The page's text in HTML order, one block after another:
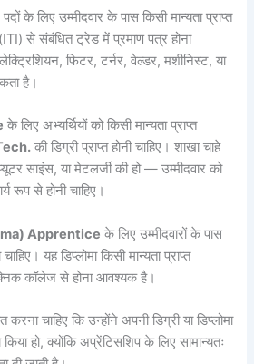
पदों के लिए उम्मीदवार के पास किसी मान्यता प्राप्त
से संबंधित ट्रेड में प्रमाण पत्र होना
फिटर, टर्नर, वेल्डर, मशीनिस्ट, या
है।
के लिए अभ्यर्थियों को किसी मान्यता प्राप्त
की डिग्री प्राप्त होनी चाहिए। शाखा चाहे
साइंस, या मेटलर्जी की हो — उम्मीदवार को
रूप से होनी चाहिए।
Apprentice के लिए उम्मीदवारों के पास
चाहिए। यह डिप्लोमा किसी मान्यता प्राप्त
कॉलेज से होना आवश्यक है।
करना चाहिए कि उन्होंने अपनी डिग्री या डिप्लोमा
हो, क्योंकि अप्रेंटिसशिप के लिए सामान्यतः